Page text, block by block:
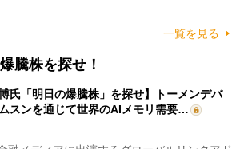
一覧を見る
騰株を探せ！
博氏「明日の爆騰株」を探せ】トーメンデバ
スンを通じて世界のAIメモリ需要…